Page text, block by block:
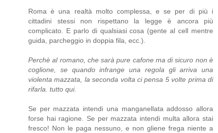
Roma è una realtà molto complessa, e se per di più i
cittadini stessi non rispettano la legge è ancora più
complicato. E parlo di qualsiasi cosa (gente al cell mentre
guida, parcheggio in doppia fila, ecc.).
Perchè al romano, che sarà pure cafone ma di sicuro non è
coglione, se quando infrange una regola gli arriva una
violenta mazzata, la seconda volta ci pensa 5 volte prima di
rifarla. tutto qui.
Se per mazzata intendi una manganellata addosso allora
forse hai ragione. Se per mazzata intendi multa allora stai
fresco! Non le paga nessuno, e non gliene frega niente a